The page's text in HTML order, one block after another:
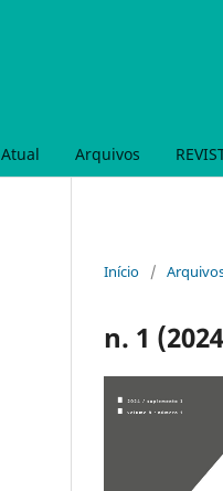
Atual Arquivos
Início /
n. 1